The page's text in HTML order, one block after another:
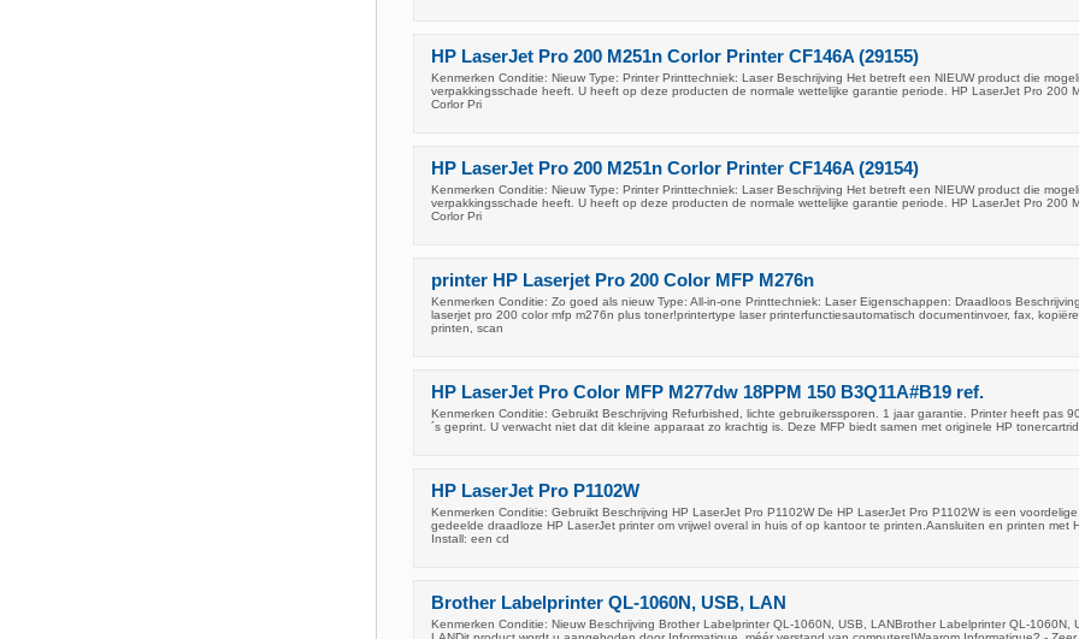
HP LaserJet Pro 200 M251n Corlor Printer CF146A (29155)
Kenmerken Conditie: Nieuw Type: Printer Printtechniek: Laser Beschrijving Het betreft een NIEUW product die
verpakkingsschade heeft. U heeft op deze producten de normale wettelijke garantie periode. HP LaserJet Pro 200
Corlor Pri
HP LaserJet Pro 200 M251n Corlor Printer CF146A (29154)
Kenmerken Conditie: Nieuw Type: Printer Printtechniek: Laser Beschrijving Het betreft een NIEUW product die
verpakkingsschade heeft. U heeft op deze producten de normale wettelijke garantie periode. HP LaserJet Pro 200
Corlor Pri
printer HP Laserjet Pro 200 Color MFP M276n
Kenmerken Conditie: Zo goed als nieuw Type: All-in-one Printtechniek: Laser Eigenschappen: Draadloos
laserjet pro 200 color mfp m276n plus toner!printertype laser printerfunctiesautomatisch documentinvoer, fax,
printen, scan
HP LaserJet Pro Color MFP M277dw 18PPM 150 B3Q11A#B19 ref.
Kenmerken Conditie: Gebruikt Beschrijving Refurbished, lichte gebruikerssporen. 1 jaar garantie. Printer heeft pas
´s geprint. U verwacht niet dat dit kleine apparaat zo krachtig is. Deze MFP biedt samen met originele HP
HP LaserJet Pro P1102W
Kenmerken Conditie: Gebruikt Beschrijving HP LaserJet Pro P1102W De HP LaserJet Pro P1102W is een voordelige,
gedeelde draadloze HP LaserJet printer om vrijwel overal in huis of op kantoor te printen.Aansluiten en printen met
Install: een cd
Brother Labelprinter QL-1060N, USB, LAN
Kenmerken Conditie: Nieuw Beschrijving Brother Labelprinter QL-1060N, USB, LANBrother Labelprinter QL-1060N,